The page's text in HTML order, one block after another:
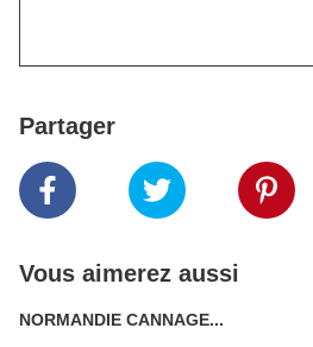
Partager
Vous aimerez aussi
NORMANDIE CANNAGE...